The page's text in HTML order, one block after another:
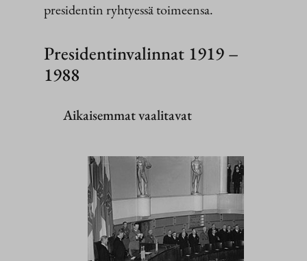
presidentin ryhtyessä toimeensa.
Presidentinvalinnat 1919 –
1988
Aikaisemmat vaalitavat